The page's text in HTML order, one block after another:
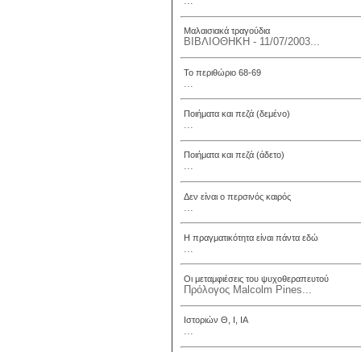
Μαλαισιακά τραγούδια
ΒΙΒΛΙΟΘΗΚΗ - 11/07/2003...
Το περιθώριο 68-69
Ποιήματα και πεζά (δεμένο)
Ποιήματα και πεζά (άδετο)
...
Δεν είναι ο περσινός καιρός
Η πραγματικότητα είναι πάντα εδώ
Οι μεταμφιέσεις του ψυχοθεραπευτού
Πρόλογος Malcolm Pines...
Ιστοριών Θ, Ι, ΙΑ
...